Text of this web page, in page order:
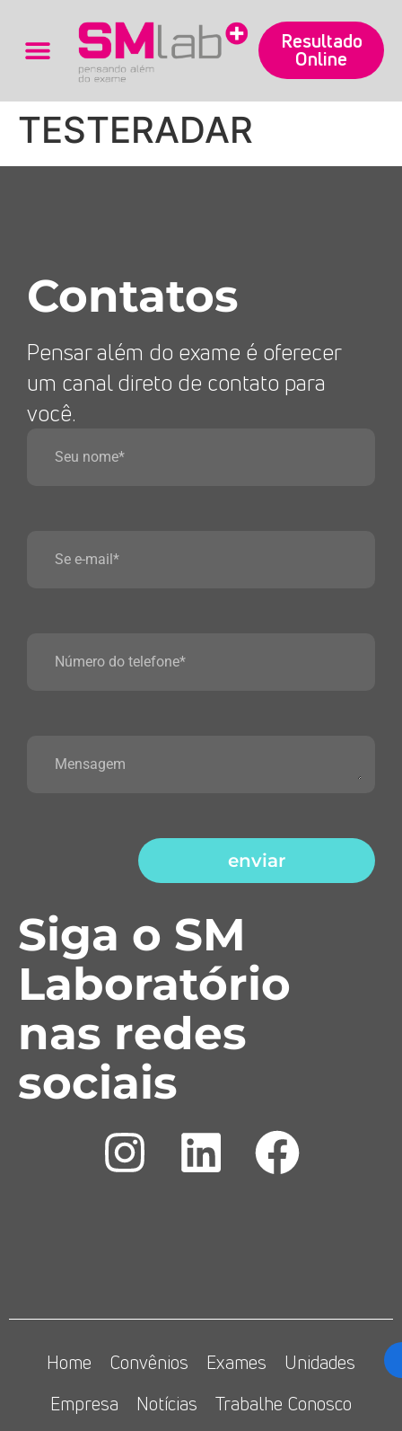
Resultado
Online
TESTERADAR
Contatos
Pensar além do exame é oferecer
um canal direto de contato para
você.
enviar
Siga o SM
Laboratório
nas redes
sociais
Home Convênios Exames
Unidades
Empresa
Notícias
Trabalhe Conosco